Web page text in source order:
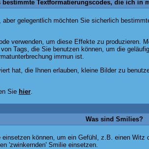
bestimmte Textformatierungscodes, die ich in
gelegentlich möchten Sie sicherlich
verwenden, um diese Effekte zu produzieren.
Tags, die Sie benutzen können, um die
immun ist.
hat, die Ihnen erlauben, kleine Bilder zu
Sie hier.
Was sind Smilies?
können, um ein Gefühl, z.B. einen
'zwinkernden' Smilie einsetzen.